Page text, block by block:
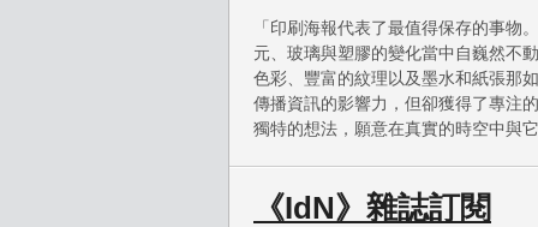
「印刷海報代表了最值得保存的事物
元、玻璃與塑膠的變化當中自巍然不
色彩、豐富的紋理以及墨水和紙張那
傳播資訊的影響力，但卻獲得了專注
獨特的想法，願意在真實的時空中與
《IdN》雜誌訂閱